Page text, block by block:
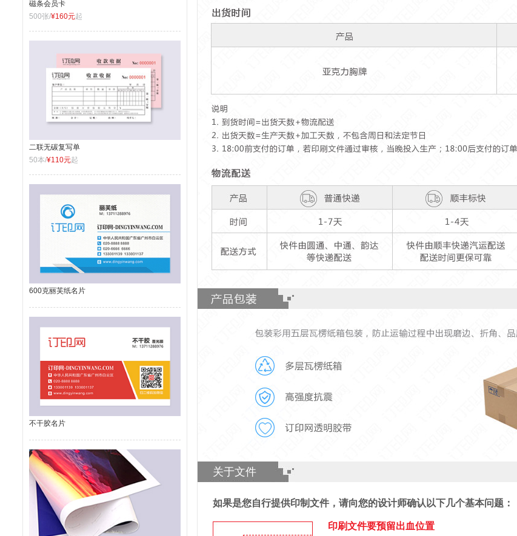
磁条会员卡
500张/¥160元起
二联无碳复写单
50本/¥110元起
600克丽芙纸名片
不干胶名片
关于文件
如果是您自行提供印制文件，请向您的设计师确认以下几个基本问题：
印刷文件要预留出血位置